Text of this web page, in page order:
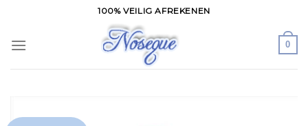
content
100% VEILIG AFREKENEN
0